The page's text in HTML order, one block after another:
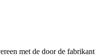
met de door de fabrikant